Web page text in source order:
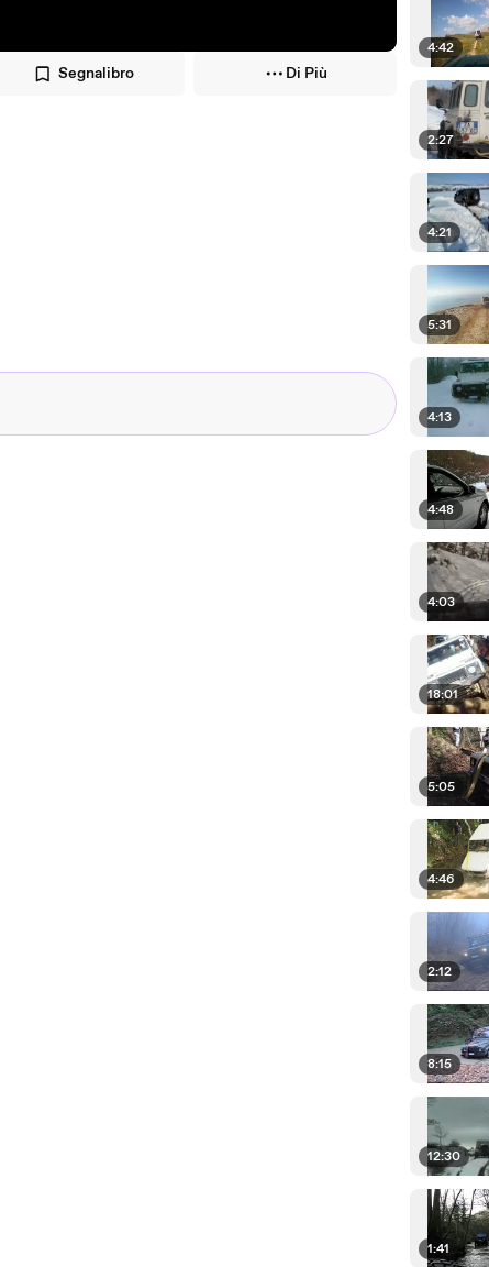
Segnalibro Di Più
4:42
2:27
4:21
5:31
4:13
4:48
4:03
18:01
5:05
4:46
2:12
8:15
12:30
1:41